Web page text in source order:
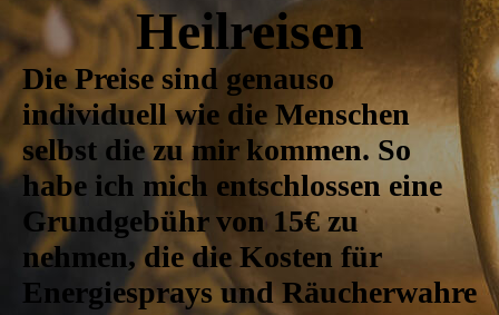
Heilreisen
Die Preise sind genauso
individuell wie die Menschen
selbst die zu mir kommen. So
habe ich mich entschlossen eine
Grundgebühr von 15€ zu
nehmen, die die Kosten für
Energiesprays und Räucherwahre